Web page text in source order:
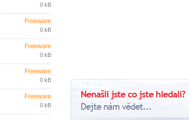
0 kB
Freeware
0 kB
Freeware
0 kB
Freeware
0 kB
Freeware
0 kB